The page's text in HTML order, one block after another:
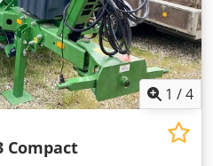
1 /4
Compact